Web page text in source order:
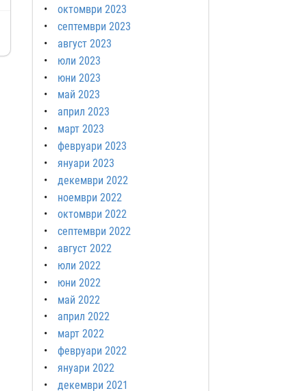
октомври 2023
септември 2023
август 2023
юли 2023
юни 2023
май 2023
април 2023
март 2023
февруари 2023
януари 2023
декември 2022
ноември 2022
октомври 2022
септември 2022
август 2022
юли 2022
юни 2022
май 2022
април 2022
март 2022
февруари 2022
януари 2022
декември 2021